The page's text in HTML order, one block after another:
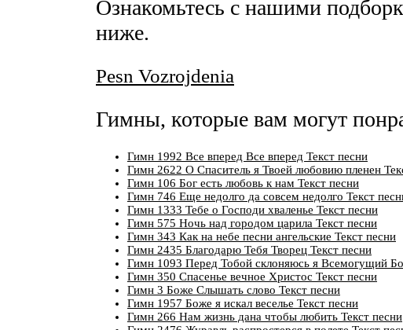
Ознакомьтесь с нашими
ниже.
Pesn Vozrojdenia
Гимны, которые вам могут
Гимн 1992 Все вперед Все вперед Текст песни
Гимн 2622 О Спаситель я Твоей любовию пленен
Гимн 106 Бог есть любовь к нам Текст песни
Гимн 746 Еще недолго да совсем недолго Текст
Гимн 1333 Тебе о Господи хваленье Текст песни
Гимн 575 Ночь над городом царила Текст песни
Гимн 343 Как на небе песни ангельские Текст песни
Гимн 2435 Благодарю Тебя Творец Текст песни
Гимн 1093 Перед Тобой склоняюсь я Всемогущий
Гимн 350 Спасенье вечное Христос Текст песни
Гимн 3 Боже Слышать слово Текст песни
Гимн 1957 Боже я искал веселье Текст песни
Гимн 266 Нам жизнь дана чтобы любить Текст песни